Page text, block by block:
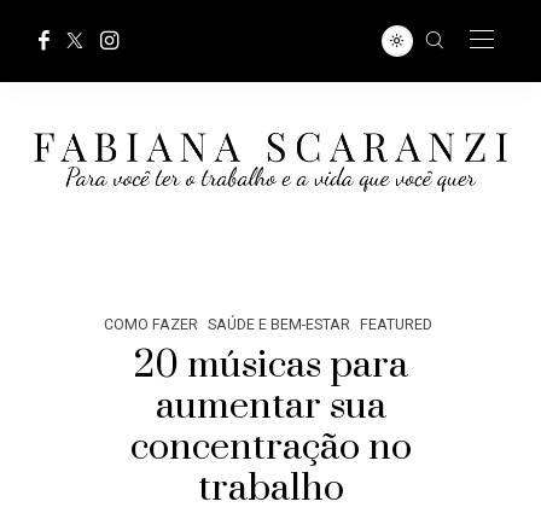
COMO FAZER SAÚDE E BEM-ESTAR FEATURED
20 músicas para
aumentar sua
concentração no
trabalho